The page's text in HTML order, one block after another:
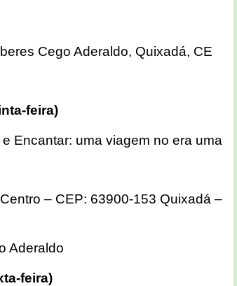
Cego Aderaldo, Quixadá, CE
feira)
Encantar: uma viagem no era uma
– CEP: 63900-153 Quixadá –
Aderaldo
feira)